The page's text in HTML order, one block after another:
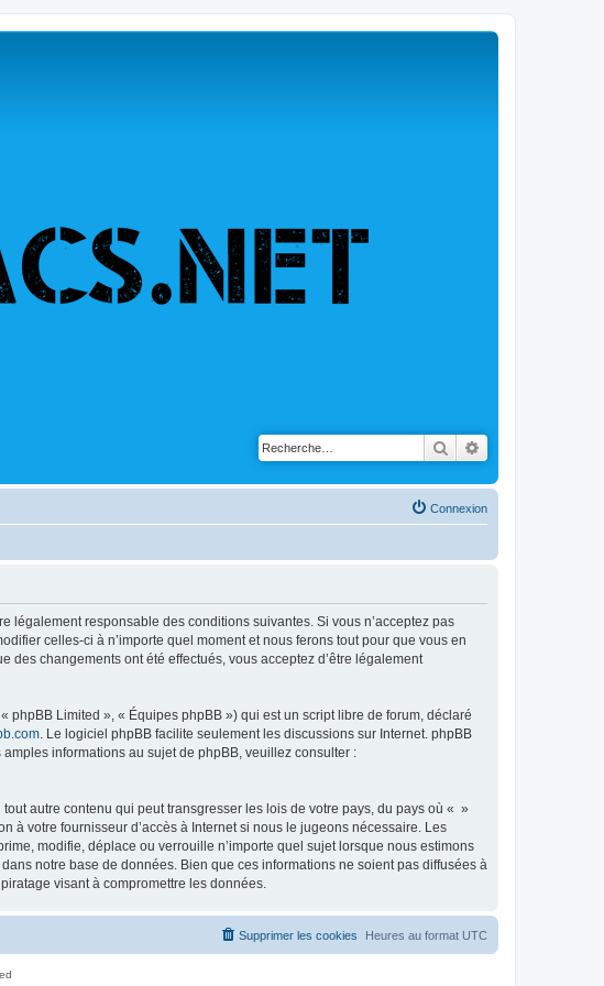
Rechercher
Connexion
légalement responsable des conditions suivantes. Si vous n’acceptez pas
celles-ci à n’importe quel moment et nous ferons tout pour que vous en
changements ont été effectués, vous acceptez d’être légalement
Limited », « Équipes phpBB ») qui est un script libre de forum, déclaré
. Le logiciel phpBB facilite seulement les discussions sur Internet. phpBB
informations au sujet de phpBB, veuillez consulter :
autre contenu qui peut transgresser les lois de votre pays, du pays où « »
à votre fournisseur d’accès à Internet si nous le jugeons nécessaire. Les
modifie, déplace ou verrouille n’importe quel sujet lorsque nous estimons
notre base de données. Bien que ces informations ne soient pas diffusées à
visant à compromettre les données.
Heures au format UTC
Supprimer les cookies